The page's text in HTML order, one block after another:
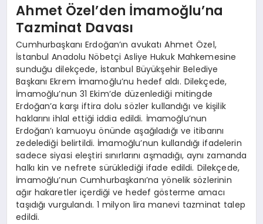
Ahmet Özel’den İmamoğlu’na
Tazminat Davası
Cumhurbaşkanı Erdoğan’ın avukatı Ahmet Özel,
İstanbul Anadolu Nöbetçi Asliye Hukuk Mahkemesine
sunduğu dilekçede, İstanbul Büyükşehir Belediye
Başkanı Ekrem İmamoğlu’nu hedef aldı. Dilekçede,
İmamoğlu’nun 31 Ekim’de düzenlediği mitingde
Erdoğan’a karşı iftira dolu sözler kullandığı ve kişilik
haklarını ihlal ettiği iddia edildi. İmamoğlu’nun
Erdoğan’ı kamuoyu önünde aşağıladığı ve itibarını
zedelediği belirtildi. İmamoğlu’nun kullandığı ifadelerin
sadece siyasi eleştiri sınırlarını aşmadığı, aynı zamanda
halkı kin ve nefrete sürüklediği ifade edildi. Dilekçede,
İmamoğlu’nun Cumhurbaşkanı’na yönelik sözlerinin
ağır hakaretler içerdiği ve hedef gösterme amacı
taşıdığı vurgulandı. 1 milyon lira manevi tazminat talep
edildi.